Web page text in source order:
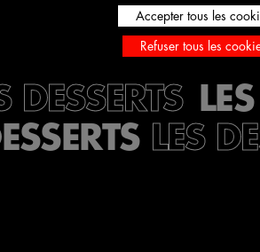
Accepter tous les
Refuser tous les
DESSERTS
LES